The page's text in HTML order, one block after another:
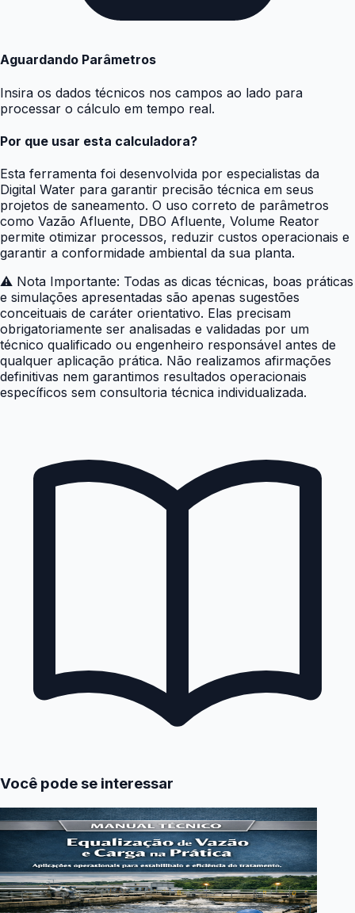
Aguardando Parâmetros
Insira os dados técnicos nos campos ao lado para
processar o cálculo em tempo real.
Por que usar esta calculadora?
Esta ferramenta foi desenvolvida por especialistas da
Digital Water para garantir precisão técnica em seus
projetos de saneamento. O uso correto de parâmetros
como Vazão Afluente, DBO Afluente, Volume Reator
permite otimizar processos, reduzir custos operacionais e
garantir a conformidade ambiental da sua planta.
⚠️ Nota Importante: Todas as dicas técnicas, boas práticas
e simulações apresentadas são apenas sugestões
conceituais de caráter orientativo. Elas precisam
obrigatoriamente ser analisadas e validadas por um
técnico qualificado ou engenheiro responsável antes de
qualquer aplicação prática. Não realizamos afirmações
definitivas nem garantimos resultados operacionais
específicos sem consultoria técnica individualizada.
Você pode se interessar